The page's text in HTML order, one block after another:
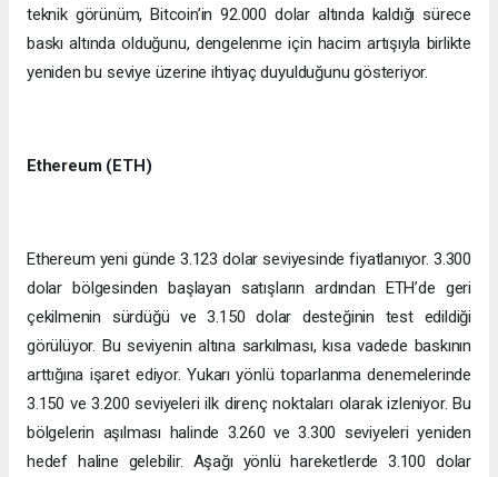
teknik görünüm, Bitcoin’in 92.000 dolar altında kaldığı sürece
baskı altında olduğunu, dengelenme için hacim artışıyla birlikte
yeniden bu seviye üzerine ihtiyaç duyulduğunu gösteriyor.
Ethereum (ETH)
Ethereum yeni günde 3.123 dolar seviyesinde fiyatlanıyor. 3.300
dolar bölgesinden başlayan satışların ardından ETH’de geri
çekilmenin sürdüğü ve 3.150 dolar desteğinin test edildiği
görülüyor. Bu seviyenin altına sarkılması, kısa vadede baskının
arttığına işaret ediyor. Yukarı yönlü toparlanma denemelerinde
3.150 ve 3.200 seviyeleri ilk direnç noktaları olarak izleniyor. Bu
bölgelerin aşılması halinde 3.260 ve 3.300 seviyeleri yeniden
hedef haline gelebilir. Aşağı yönlü hareketlerde 3.100 dolar